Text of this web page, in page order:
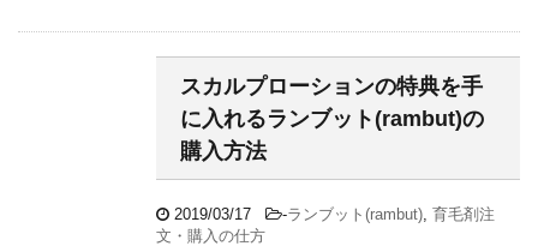
スカルプローションの特典を手
に入れるランブット(rambut)の
購入方法
2019/03/17 -ランブット(rambut) 育毛剤注
文・購入の仕方